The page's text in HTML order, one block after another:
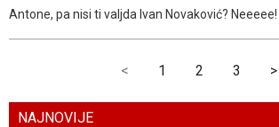
Antone, pa nisi ti valjda Ivan Novaković? Neeeee!
< 1 2 3 >
NAJNOVIJE